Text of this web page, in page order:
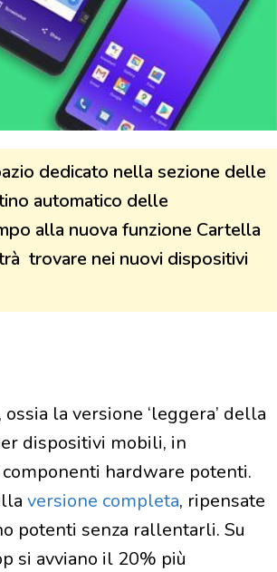
dedicato nella sezione delle
automatico delle
alla nuova funzione Cartella
trovare nei nuovi dispositivi
, ossia la versione ‘leggera’ della
dispositivi mobili, in
hardware potenti.
versione completa, ripensate
potenti senza rallentarli. Su
si avviano il 20% più